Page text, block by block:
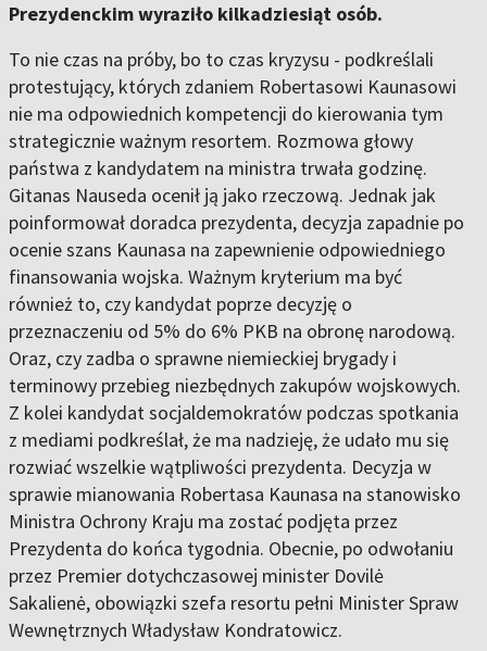
Prezydenckim wyraziło kilkadziesiąt osób.
To nie czas na próby, bo to czas kryzysu - podkreślali
protestujący, których zdaniem Robertasowi Kaunasowi
nie ma odpowiednich kompetencji do kierowania tym
strategicznie ważnym resortem. Rozmowa głowy
państwa z kandydatem na ministra trwała godzinę.
Gitanas Nauseda ocenił ją jako rzeczową. Jednak jak
poinformował doradca prezydenta, decyzja zapadnie po
ocenie szans Kaunasa na zapewnienie odpowiedniego
finansowania wojska. Ważnym kryterium ma być
również to, czy kandydat poprze decyzję o
przeznaczeniu od 5% do 6% PKB na obronę narodową.
Oraz, czy zadba o sprawne niemieckiej brygady i
terminowy przebieg niezbędnych zakupów wojskowych.
Z kolei kandydat socjaldemokratów podczas spotkania
z mediami podkreślał, że ma nadzieję, że udało mu się
rozwiać wszelkie wątpliwości prezydenta. Decyzja w
sprawie mianowania Robertasa Kaunasa na stanowisko
Ministra Ochrony Kraju ma zostać podjęta przez
Prezydenta do końca tygodnia. Obecnie, po odwołaniu
przez Premier dotychczasowej minister Dovilė
Sakalienė, obowiązki szefa resortu pełni Minister Spraw
Wewnętrznych Władysław Kondratowicz.